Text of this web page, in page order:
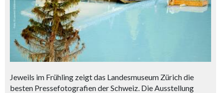
Jeweils im Frühling zeigt das Landesmuseum Zürich die
besten Pressefotografien der Schweiz. Die Ausstellung